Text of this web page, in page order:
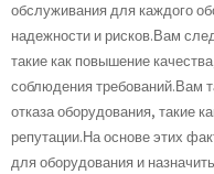
обслуживания для каждого
надежности и рисков.Вам
такие как повышение
соблюдения требований.Вам
отказа оборудования, такие
репутации.На основе этих
для оборудования и